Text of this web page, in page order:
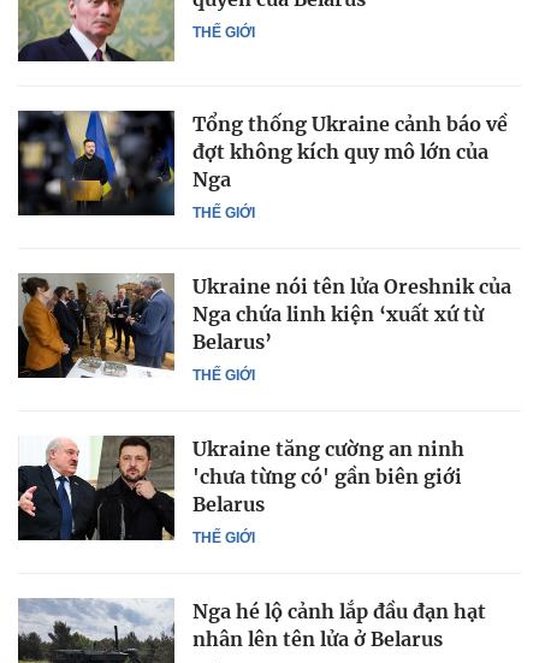
THẾ GIỚI
THẾ GIỚI
Tổng thống Ukraine cảnh báo về
đợt không kích quy mô lớn của
Nga
THẾ GIỚI
Ukraine nói tên lửa Oreshnik của
Nga chứa linh kiện ‘xuất xứ từ
Belarus’
THẾ GIỚI
Ukraine tăng cường an ninh
'chưa từng có' gần biên giới
Belarus
Nga hé lộ cảnh lắp đầu đạn hạt
nhân lên tên lửa ở Belarus